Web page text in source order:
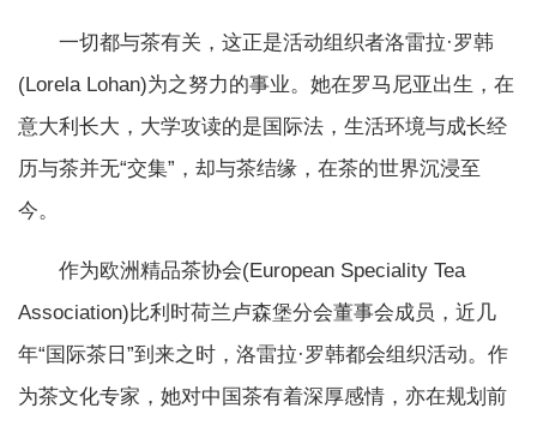
一切都与茶有关，这正是活动组织者洛雷拉·罗韩
(Lorela Lohan)为之努力的事业。她在罗马尼亚出生，在
意大利长大，大学攻读的是国际法，生活环境与成长经
历与茶并无“交集”，却与茶结缘，在茶的世界沉浸至
今。
作为欧洲精品茶协会(European Speciality Tea
Association)比利时荷兰卢森堡分会董事会成员，近几
年“国际茶日”到来之时，洛雷拉·罗韩都会组织活动。作
为茶文化专家，她对中国茶有着深厚感情，亦在规划前